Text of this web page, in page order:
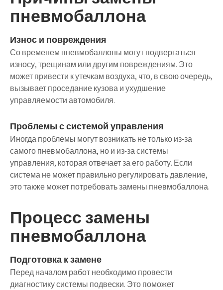
пневмобаллона
Износ и повреждения
Со временем пневмобаллоны могут подвергаться
износу, трещинам или другим повреждениям. Это
может привести к утечкам воздуха, что, в свою очередь,
вызывает проседание кузова и ухудшение
управляемости автомобиля.
Проблемы с системой управления
Иногда проблемы могут возникать не только из-за
самого пневмобаллона, но и из-за системы
управления, которая отвечает за его работу. Если
система не может правильно регулировать давление,
это также может потребовать замены пневмобаллона.
Процесс замены
пневмобаллона
Подготовка к замене
Перед началом работ необходимо провести
диагностику системы подвески. Это поможет